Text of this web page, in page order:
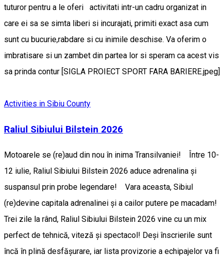
tuturor pentru a le oferi activitati intr-un cadru organizat in
care ei sa se simta liberi si incurajati, primiti exact asa cum
sunt cu bucurie,rabdare si cu inimile deschise. Va oferim o
imbratisare si un zambet din partea lor si speram ca acest vis
sa prinda contur [SIGLA PROIECT SPORT FARA BARIERE.jpeg]
Activities in Sibiu County
Raliul Sibiului Bilstein 2026
Motoarele se (re)aud din nou în inima Transilvaniei! Între 10-
12 iulie, Raliul Sibiului Bilstein 2026 aduce adrenalina și
suspansul prin probe legendare! ​Vara aceasta, Sibiul
(re)devine capitala adrenalinei și a cailor putere pe macadam!
Trei zile la rând, Raliul Sibiului Bilstein 2026 vine cu un mix
perfect de tehnică, viteză și spectacol! Deși înscrierile sunt
încă în plină desfășurare, iar lista provizorie a echipajelor va fi